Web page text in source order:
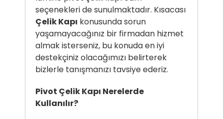
seçenekleri de sunulmaktadır. Kısacası
Çelik Kapı konusunda sorun
yaşamayacağınız bir firmadan hizmet
almak isterseniz, bu konuda en iyi
destekçiniz olacağımızı belirterek
bizlerle tanışmanızı tavsiye ederiz.
Pivot Çelik Kapı Nerelerde
Kullanılır?